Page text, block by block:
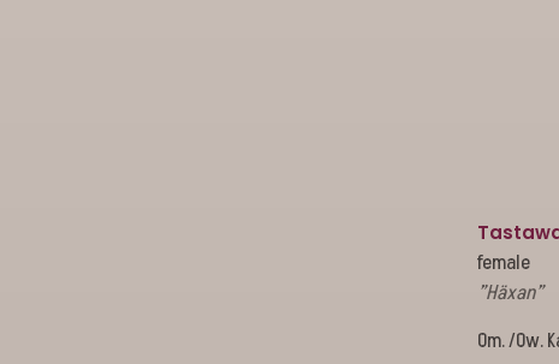
female
”Häxan”
Om. /Ow.